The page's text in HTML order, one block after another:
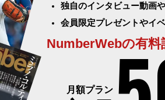
独自のインタビュー動画
会員限定プレゼントやイ
NumberWebの有料
月額プラン